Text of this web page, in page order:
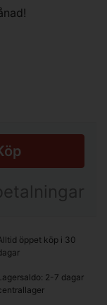
öppet köp i 30
2-7 dagar